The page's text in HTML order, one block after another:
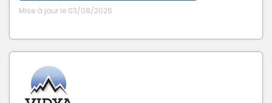
Mise à jour le 03/08/2026